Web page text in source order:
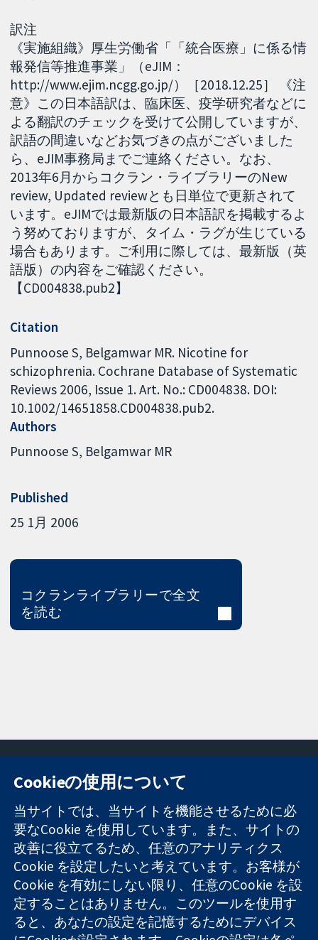
訳注
《実施組織》厚生労働省「「統合医療」に係る情
報発信等推進事業」（eJIM：
http://www.ejim.ncgg.go.jp/）［2018.12.25］ 《注
意》この日本語訳は、臨床医、疫学研究者などに
よる翻訳のチェックを受けて公開していますが、
訳語の間違いなどお気づきの点がございました
ら、eJIM事務局までご連絡ください。なお、
2013年6月からコクラン・ライブラリーのNew
review, Updated reviewとも日単位で更新されて
います。eJIMでは最新版の日本語訳を掲載するよ
う努めておりますが、タイム・ラグが生じている
場合もあります。ご利用に際しては、最新版（英
語版）の内容をご確認ください。
【CD004838.pub2】
Citation
Punnoose S, Belgamwar MR. Nicotine for
schizophrenia. Cochrane Database of Systematic
Reviews 2006, Issue 1. Art. No.: CD004838. DOI:
10.1002/14651858.CD004838.pub2.
Authors
Punnoose S Belgamwar MR
Published
25 1月 2006
コクランライブラリーで全文
を読む
信頼できるエビ
デンスと
情報に基づく意
思決定により
健康のさらなる
向上へ
11-13 Cavendish
Square
London
W1G 0AN
United Kingdom
お問い合わせ
ニュース
広報
コクランにつ
いて
採用
Cochrane
Library
Cookieの使用について
当サイトでは、当サイトを機能させるために必
要なCookie を使用しています。また、サイトの
改善に役立てるため、任意のアナリティクス
Cookie を設定したいと考えています。お客様が
Cookie を有効にしない限り、任意のCookie を設
定することはありません。このツールを使用す
ると、あなたの設定を記憶するためにデバイス